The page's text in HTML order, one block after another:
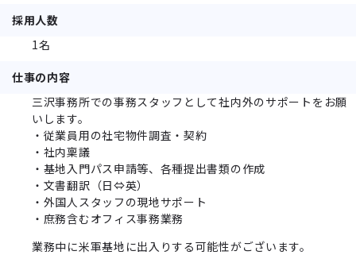
採用人数
1名
仕事の内容
三沢事務所での事務スタッフとして社内外のサポートをお願
いします。
・従業員用の社宅物件調査・契約
・社内稟議
・基地入門パス申請等、各種提出書類の作成
・文書翻訳（日⇔英）
・外国人スタッフの現地サポート
・庶務含むオフィス事務業務
業務中に米軍基地に出入りする可能性がございます。